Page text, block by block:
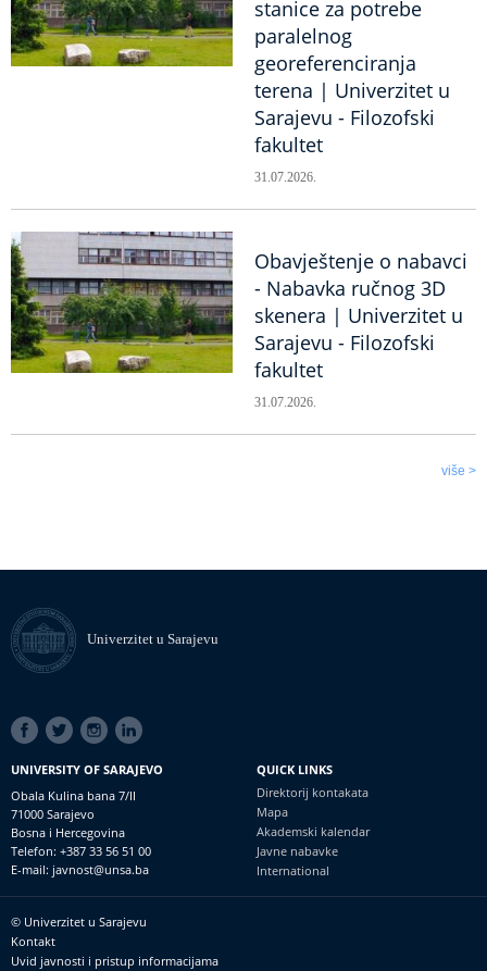
stanice za potrebe
paralelnog
georeferenciranja
terena | Univerzitet u
Sarajevu - Filozofski
fakultet
31.07.2026.
Obavještenje o nabavci
- Nabavka ručnog 3D
skenera | Univerzitet u
Sarajevu - Filozofski
fakultet
31.07.2026.
više >
Univerzitet u Sarajevu
SOCIAL
LINKS
UNIVERSITY OF SARAJEVO
Obala Kulina bana 7/II
71000 Sarajevo
Bosna i Hercegovina
Telefon: +387 33 56 51 00
E-mail: javnost@unsa.ba
QUICK LINKS
Direktorij kontakata
Mapa
Akademski kalendar
Javne nabavke
International
Footer
meni
© Univerzitet u Sarajevu
Kontakt
Uvid javnosti i pristup informacijama